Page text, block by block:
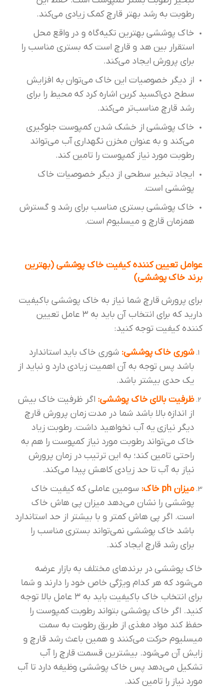
رطوبت به رشد بهتر قارچ کمک زیادی می‌کند.
خاک پوششی بهترین تکیه‌‌گاه و در واقع محل
استقرار بین هد و قارچ است که بستری مناسب را
برای پرورش ایجاد می‌کند.
از دیگر خصوصیات این خاک می‌توان به افزایش
سطح دی‌اکسید کربن اشاره کرد که محیط را برای
رشد قارچ مناسب‌تر می‌کند.
خاک پوششی از خشک شدن کمپوست جلوگیری
می‌کند و به عنوان مخزن نگهداری آب می‌تواند
رطوبت مورد نیاز کمپوست را تامین کند.
ایجاد تبخیر سطحی از دیگر خصوصیات خاک
پوششی است.
خاک پوششی بستری مناسب برای رشد و گسترش
همزمان قارچ و میسلیوم است.
عوامل تعیین کننده کیفیت خاک پوششی (بهترین
برند خاک پوششی)
برای پرورش قارچ شما نیاز به خاک پوششی با‌کیفیت
دارید که برای انتخاب آن باید به ۳ عامل تعیین
کننده کیفیت توجه کنید:
شوری خاک پوششی: شوری خاک باید استاندارد
باشد پس توجه به آن اهمیت زیادی دارد و نباید از
یک حدی بیشتر باشد.
ظرفیت بالای خاک پوششی: اگر ظرفیت خاک بیش
از اندازه بالا باشد شما در مدت زمان پرورش قارچ
دیگر نیازی یه آب نخواهید داشت. رطوبت زیاد
خاک می‌تواند رطوبت مورد نیاز کمپوست را هم به
راحتی تامین کند؛ به این ترتیب در زمان پرورش
نیاز به آب تا حد زیادی کاهش پیدا می‌کند.
میزان ph خاک:
سومین عاملی که کیفیت خاک
پوششی را نشان می‌دهد میزان پی هاش خاک
است. اگر پی هاش کمتر و با بیشتر از حد استاندارد
باشد خاک پوششی نمی‌تواند بستری مناسب را
برای رشد قارچ ایجاد کند.
خاک پوششی در برندهای مختلف به بازار عرضه
می‌شود که هر کدام ویژگی خاص خود را دارند و شما
برای انتخاب خاک باکیفیت باید به ۳ عامل بالا توجه
کنید. اگر خاک پوششی بتواند رطوبت کمپوست را
حفظ کند مواد مغذی از طریق رطوبت به سمت
میسلیوم حرکت می‌کنند و همین باعث رشد قارچ و
زایش آن می‌شود. بیشترین قسمت قارچ را آب
تشکیل می‌دهد پس خاک پوششی وظیفه دارد تا آب
مورد نیاز را تامین کند.